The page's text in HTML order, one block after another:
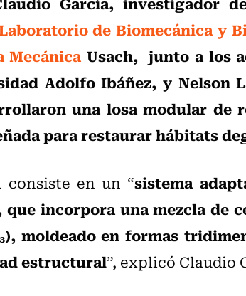
de Biomecánica y
Mecánica Usach, junto a los
Adolfo Ibáñez, y Nelson
una losa modular de
para restaurar hábitats
consiste en un “sistema
que incorpora una mezcla de
moldeado en formas
estructural”, explicó Claudio